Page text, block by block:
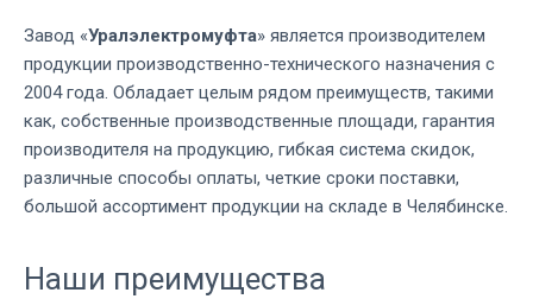
Завод «Уралэлектромуфта» является производителем
продукции производственно-технического назначения с
2004 года. Обладает целым рядом преимуществ, такими
как, собственные производственные площади, гарантия
производителя на продукцию, гибкая система скидок,
различные способы оплаты, четкие сроки поставки,
большой ассортимент продукции на складе в Челябинске.
Наши преимущества